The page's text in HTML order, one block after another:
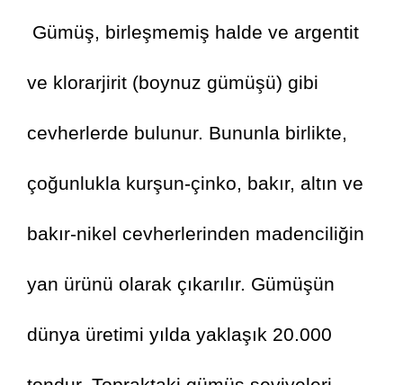
ve klorarjirit (boynuz gümüşü) gibi
cevherlerde bulunur. Bununla birlikte,
çoğunlukla kurşun-çinko, bakır, altın ve
bakır-nikel cevherlerinden madenciliğin
yan ürünü olarak çıkarılır. Gümüşün
dünya üretimi yılda yaklaşık 20.000